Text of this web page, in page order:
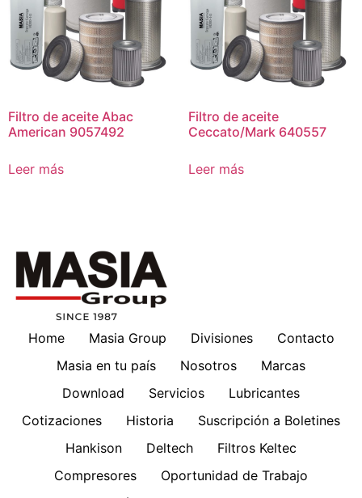
Filtro de aceite Abac
American 9057492
Leer más
Filtro de aceite
Ceccato/Mark 640557
Leer más
Home Masia Group Divisiones
Contacto
Masia en tu país
Nosotros
Marcas
Download
Servicios
Lubricantes
Cotizaciones
Historia
Suscripción a Boletines
Hankison
Deltech
Filtros Keltec
Compresores
Oportunidad de Trabajo